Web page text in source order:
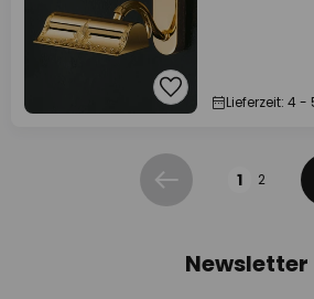
Lieferzeit: 4 -
Zurück 1 2
Newsletter